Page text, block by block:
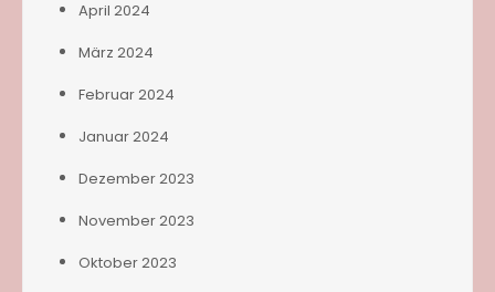
April 2024
März 2024
Februar 2024
Januar 2024
Dezember 2023
November 2023
Oktober 2023